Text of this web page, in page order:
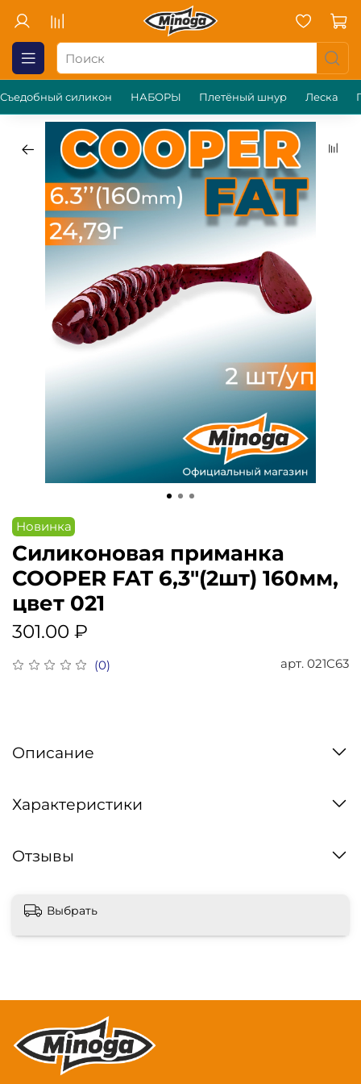
Съедобный силикон НАБОРЫ Плетёный шнур Леска
Новинка
(0) арт. 021C63
Силиконовая приманка
COOPER FAT 6,3"(2шт) 160мм,
цвет 021
301.00 ₽
Описание
Характеристики
Отзывы
Выбрать